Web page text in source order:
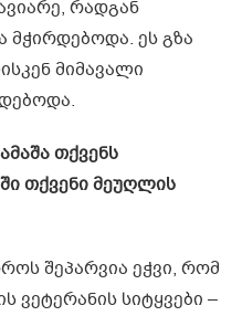
რადგან
ეს გზა
მიმავალი
თქვენს
თქვენი მეუღლის
შეპარვია ეჭვი, რომ
ვეტერანის სიტყვები –